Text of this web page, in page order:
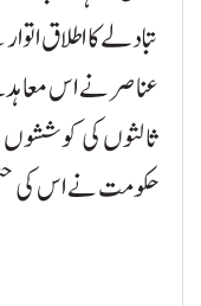
تبادلے کا اطلاق
عناصر نے اس
ثالثوں کی کوششوں
حکومت نے اس کی